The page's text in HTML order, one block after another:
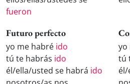
fueron
Futuro perfecto
yo me habré ido
tú te habrás ido
él/ella/usted se habrá ido
yo
tú
él/